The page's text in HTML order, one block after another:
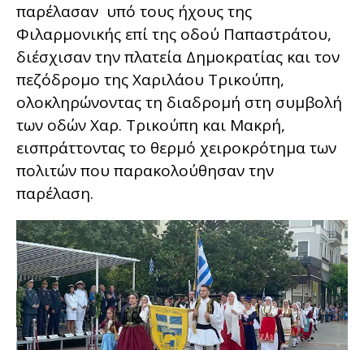
παρέλασαν υπό τους ήχους της
Φιλαρμονικής επί της οδού Παπαστράτου,
διέσχισαν την πλατεία Δημοκρατίας και τον
πεζόδρομο της Χαριλάου Τρικούπη,
ολοκληρώνοντας τη διαδρομή στη συμβολή
των οδών Χαρ. Τρικούπη και Μακρή,
εισπράττοντας το θερμό χειροκρότημα των
πολιτών που παρακολούθησαν την
παρέλαση.